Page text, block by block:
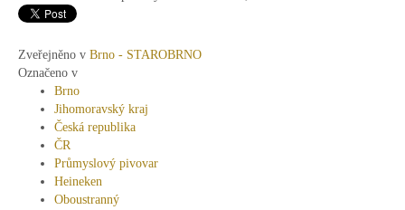
Zveřejněno v Brno - STAROBRNO
Označeno v
Brno
Jihomoravský kraj
Česká republika
ČR
Průmyslový pivovar
Heineken
Oboustranný